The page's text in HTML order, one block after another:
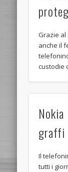
Grazie
anche il
custodie
graffi
Il
tutti i